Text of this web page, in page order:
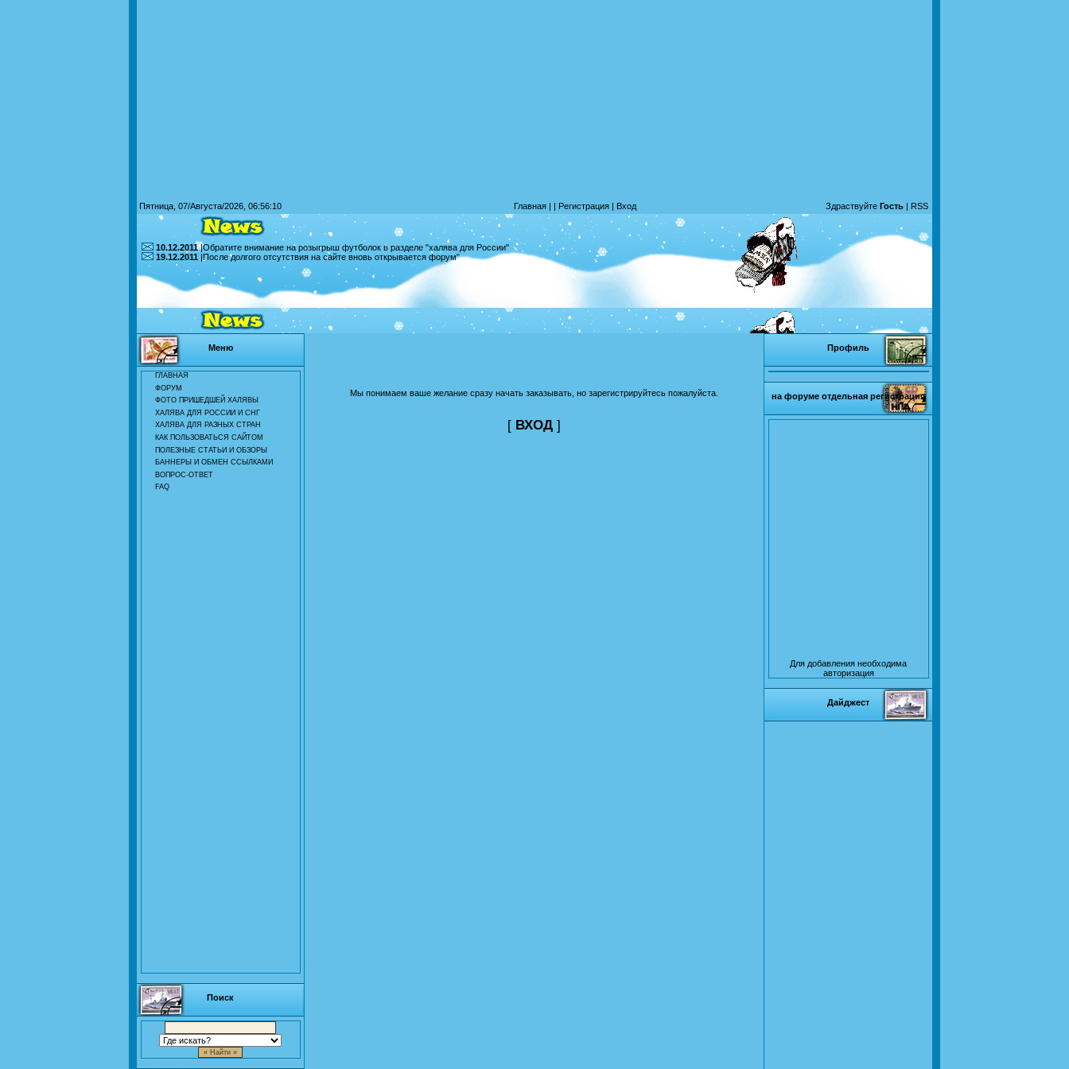
Пятница, 07/Августа/2026, 06:56:10 Главная | | Регистрация | Вход Здраствуйте Гость | RSS
10.12.2011|Обратите внимание на розыгрыш футболок в разделе "халява для России"
19.12.2011 |После долгого отсутствия на сайте вновь открывается форум"
Меню
ГЛАВНАЯ
ФОРУМ
ФОТО ПРИШЕДШЕЙ ХАЛЯВЫ
ХАЛЯВА ДЛЯ РОССИИ И СНГ
ХАЛЯВА ДЛЯ РАЗНЫХ СТРАН
КАК ПОЛЬЗОВАТЬСЯ САЙТОМ
ПОЛЕЗНЫЕ СТАТЬИ И ОБЗОРЫ
БАННЕРЫ И ОБМЕН ССЫЛКАМИ
ВОПРОС-ОТВЕТ
FAQ
Поиск
Мы понимаем ваше желание сразу начать заказывать, но зарегистрируйтесь пожалуйста.
[ ВХОД ]
Профиль
на форуме отдельная регистрация
Для добавления необходима
авторизация
Дайджест